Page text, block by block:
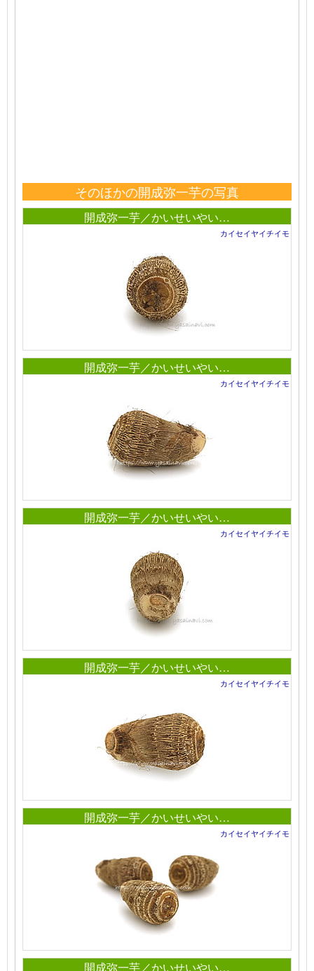
そのほかの開成弥一芋の写真
開成弥一芋／かいせいやい…
カイセイヤイチイモ
開成弥一芋／かいせいやい…
カイセイヤイチイモ
開成弥一芋／かいせいやい…
カイセイヤイチイモ
開成弥一芋／かいせいやい…
カイセイヤイチイモ
開成弥一芋／かいせいやい…
カイセイヤイチイモ
開成弥一芋／かいせいやい…